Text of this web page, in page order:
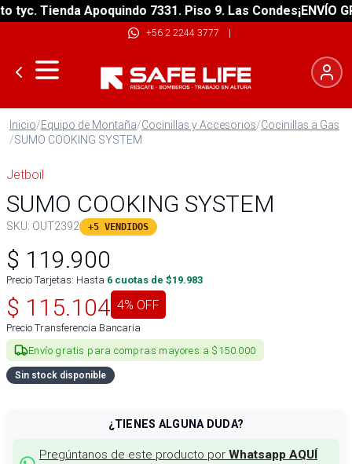
Tienda Apoquindo 7331. Piso 9. Las Condes¡ENVÍO
+56 2 2244 3777 |
Inicio/Equipo de Montaña/Cocinillas y Accesorios/Cocinillas a Gas
/SUMO COOKING SYSTEM
Jetboil
SUMO COOKING SYSTEM
SKU: OUT2392 +5 VENDIDOS
$ 119.900
Precio Tarjetas: Hasta 6 cuotas de $19.983
$ 115.104 4% OFF
Precio Transferencia Bancaria
Envío gratis para compras mayores a $150.000
Sin stock disponible
¿TIENES ALGUNA DUDA?
Pregúntanos de este producto por Whatsapp AQUÍ